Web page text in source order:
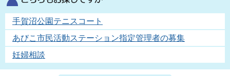
手賀沼公園テニスコート
あびこ市民活動ステーション指定管理者の募集
妊婦相談